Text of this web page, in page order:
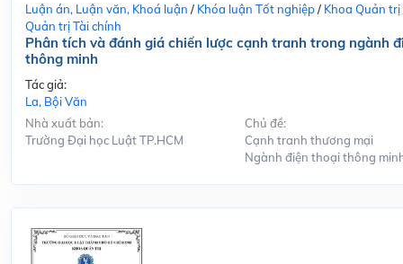
Luận án, Luận văn, Khoá luận / Khóa luận Tốt nghiệp/ Khoa Quản trị
Quản trị Tài chính
Phân tích và đánh giá chiến lược cạnh tranh trong ngành
thông minh
Tác giả:
La, Bội Văn
Nhà xuất bản:
Trường Đại học Luật TP.HCM
Chủ đề:
Cạnh tranh thương mại
Ngành điện thoại thông